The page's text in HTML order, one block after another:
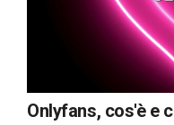
Onlyfans, cos'è e